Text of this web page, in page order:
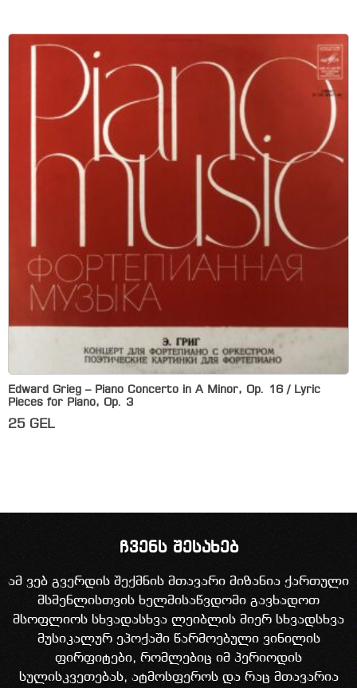
Edward Grieg – Piano Concerto in A Minor, Op. 16 / Lyric
Pieces for Piano, Op. 3
25 GEL
ჩვენს შესახებ
ამ ვებ გვერდის შექმნის მთავარი მიზანია ქართული
მსმენლისთვის ხელმისაწვდომი გავხადოთ
მსოფლიოს სხვადასხვა ლეიბლის მიერ სხვადსხვა
მუსიკალურ ეპოქაში წარმოებული ვინილის
ფირფიტები, რომლებიც იმ პერიოდის
სულისკვეთებას, ატმოსფეროს და რაც მთავარია